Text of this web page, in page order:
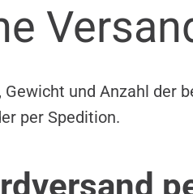
Gewicht und Anzahl der
per Spedition.